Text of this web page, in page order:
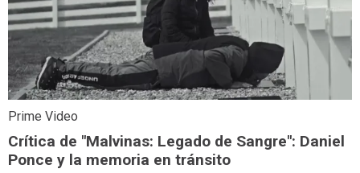
Prime Video
Crítica de "Malvinas: Legado de Sangre": Daniel
Ponce y la memoria en tránsito